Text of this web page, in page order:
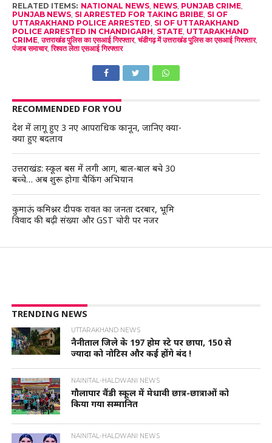
RELATED ITEMS: NATIONAL NEWS, NEWS, PUNJAB CRIME,
PUNJAB NEWS, SI ARRESTED FOR TAKING BRIBE, SI OF
UTTARAKHAND POLICE ARRESTED SI OF UTTARAKHAND
POLICE ARRESTED IN CHANDIGARH STATE, UTTARAKHAND
CRIME,उत्तराखंड पुलिस का एसआई गिरफ्तार,चंडीगढ़ में उत्तराखंड पुलिस का एसआई गिरफ्तार,
पंजाब समाचार,रिश्वत लेता एसआई गिरफ्तार
RECOMMENDED FOR YOU
देश में लागू हुए 3 नए आपराधिक कानून, जानिए क्या-
क्या हुए बदलाव
उत्तराखंड: स्कूल बस में लगी आग, बाल-बाल बचे 30
बच्चे… अब शुरू होगा चैकिंग अभियान
कुमाऊं कमिश्नर दीपक रावत का जनता दरबार, भूमि
विवाद की बढ़ी संख्या और GST चोरी पर नजर
TRENDING NEWS
UTTARAKHAND NEWS
नैनीताल जिले के 197 होम स्टे पर छापा, 150 से
ज्यादा को नोटिस और कई होंगे बंद !
NAINITAL-HALDWANI NEWS
गौलापार वैंडी स्कूल में मेधावी छात्र-छात्राओं को
किया गया सम्मानित
NAINITAL-HALDWANI NEWS